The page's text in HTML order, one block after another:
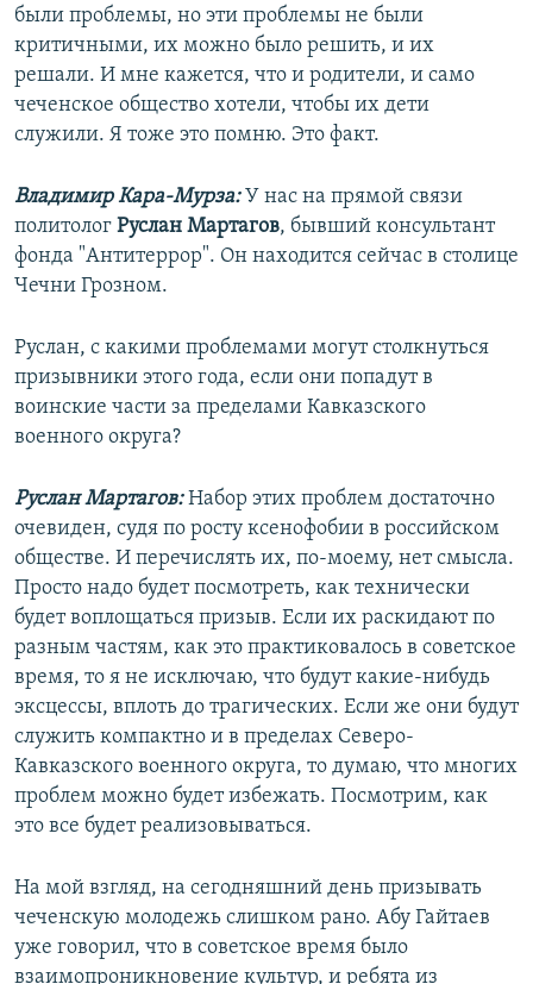
были проблемы, но эти проблемы не были
критичными, их можно было решить, и их
решали. И мне кажется, что и родители, и само
чеченское общество хотели, чтобы их дети
служили. Я тоже это помню. Это факт.
Владимир Кара-Мурза: У нас на прямой связи
политолог Руслан Мартагов, бывший консультант
фонда "Антитеррор". Он находится сейчас в столице
Чечни Грозном.
Руслан, с какими проблемами могут столкнуться
призывники этого года, если они попадут в
воинские части за пределами Кавказского
военного округа?
Руслан Мартагов:Набор этих проблем достаточно
очевиден, судя по росту ксенофобии в российском
обществе. И перечислять их, по-моему, нет смысла.
Просто надо будет посмотреть, как технически
будет воплощаться призыв. Если их раскидают по
разным частям, как это практиковалось в советское
время, то я не исключаю, что будут какие-нибудь
эксцессы, вплоть до трагических. Если же они будут
служить компактно и в пределах Северо-
Кавказского военного округа, то думаю, что многих
проблем можно будет избежать. Посмотрим, как
это все будет реализовываться.
На мой взгляд, на сегодняшний день призывать
чеченскую молодежь слишком рано. Абу Гайтаев
уже говорил, что в советское время было
взаимопроникновение культур, и ребята из